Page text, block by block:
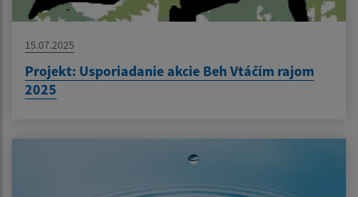
15.07.2025
Projekt: Usporiadanie akcie Beh Vtáčím rajom
2025